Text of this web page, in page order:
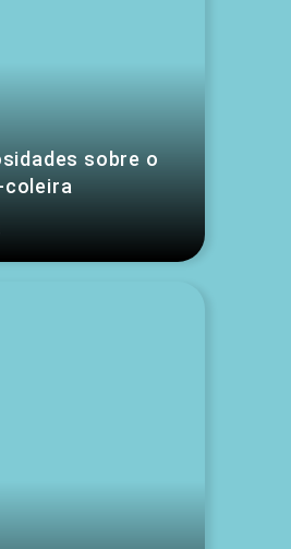
sobre o
coleira